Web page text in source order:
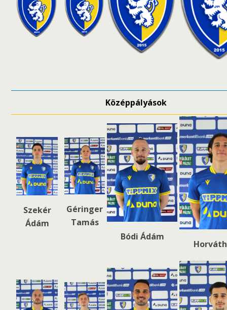
Középpályások
Szekér
Ádám
Géringer
Tamás
Bódi Ádám